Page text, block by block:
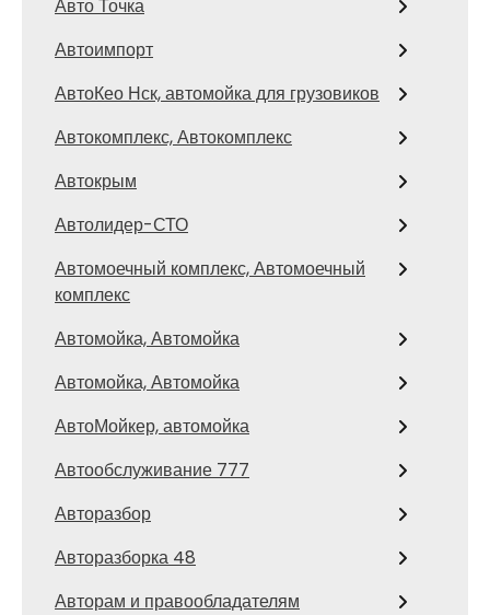
Авто Точка
Автоимпорт
АвтоКео Нск, автомойка для грузовиков
Автокомплекс, Автокомплекс
Автокрым
Автолидер-СТО
Автомоечный комплекс, Автомоечный
комплекс
Автомойка, Автомойка
Автомойка, Автомойка
АвтоМойкер, автомойка
Автообслуживание 777
Авторазбор
Авторазборка 48
Авторам и правообладателям